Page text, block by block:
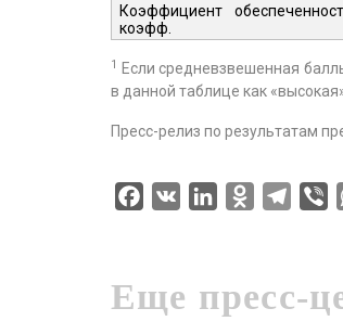
Коэффициент
коэфф
1
Если средневзвешенная
в данной таблице как
Пресс-релиз по результатам
Facebook
VK LinkedIn
Еще пресс-